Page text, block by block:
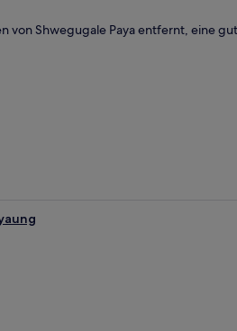
von Shwegugale Paya entfernt, eine